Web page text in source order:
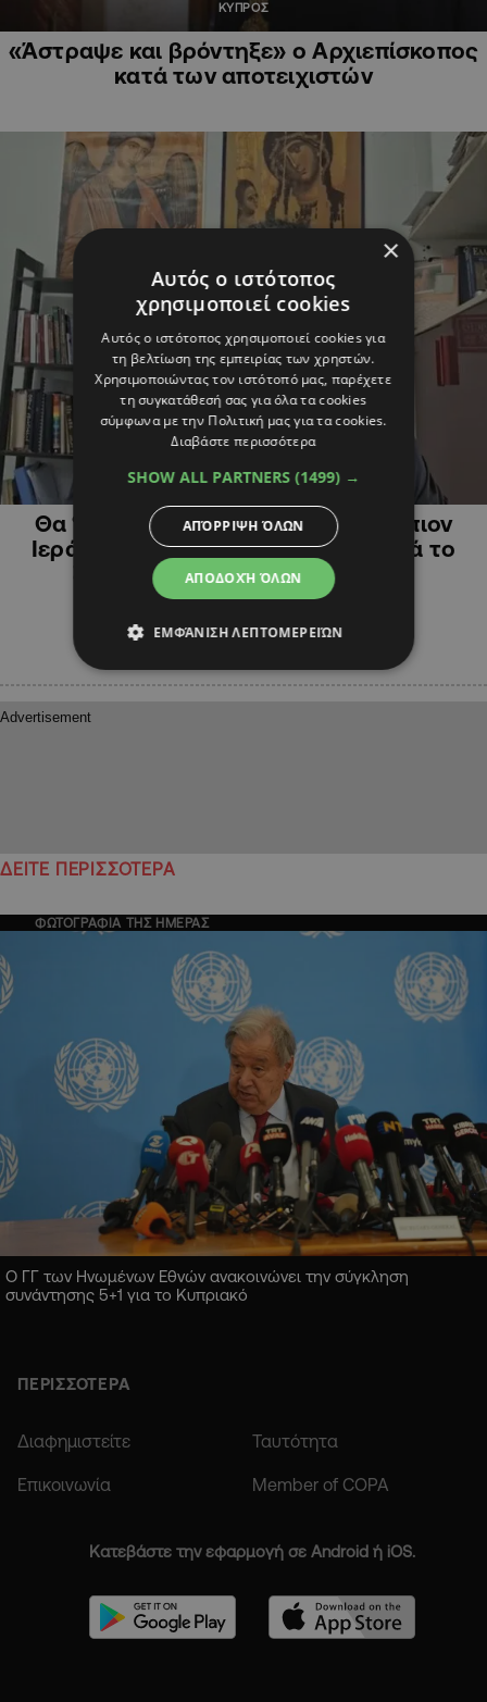
ΚΥΠΡΟΣ
«Άστραψε και βρόντηξε» ο Αρχιεπίσκοπος
κατά των αποτειχιστών
ΚΥΠΡΟΣ
Θα ‘χει την τύχη του Τυχικού; Ενώπιον
Ιεράς Συνόδου ο πάτερ Δήμος μετά το
ξέσπασμα κατά Αρχιεπισκόπου
ΔΕΙΤΕ ΠΕΡΙΣΣΟΤΕΡΑ
ΦΩΤΟΓΡΑΦΙΑ ΤΗΣ ΗΜΕΡΑΣ
Ο ΓΓ των Ηνωμένων Εθνών ανακοινώνει την σύγκληση
συνάντησης 5+1 για το Κυπριακό
ΠΕΡΙΣΣΟΤΕΡΑ
Διαφημιστείτε Ταυτότητα
Επικοινωνία Member of COPA
Κατεβάστε την εφαρμογή σε Android ή iOS.
×
Αυτός ο ιστότοπος
χρησιμοποιεί cookies
Αυτός ο ιστότοπος χρησιμοποιεί cookies για
τη βελτίωση της εμπειρίας των χρηστών.
Χρησιμοποιώντας τον ιστότοπό μας, παρέχετε
τη συγκατάθεσή σας για όλα τα cookies
σύμφωνα με την Πολιτική μας για τα cookies.
Διαβάστε περισσότερα
SHOW ALL PARTNERS (1499) →
ΑΠΟΔΟΧΉ ΌΛΩΝ
ΑΠΌΡΡΙΨΗ ΌΛΩΝ
ΕΜΦΆΝΙΣΗ ΛΕΠΤΟΜΕΡΕΙΏΝ